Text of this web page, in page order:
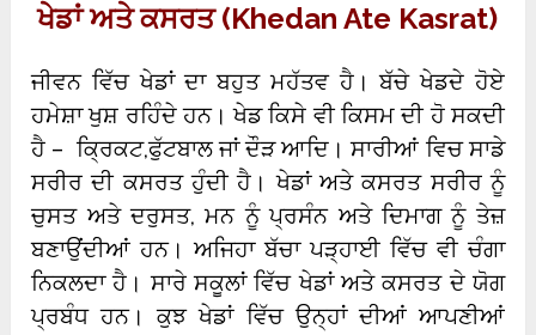
ਖੇਡਾਂ ਅਤੇ ਕਸਰਤ (Khedan Ate Kasrat)
ਜੀਵਨ ਵਿੱਚ ਖੇਡਾਂ ਦਾ ਬਹੁਤ ਮਹੱਤਵ ਹੈ। ਬੱਚੇ ਖੇਡਦੇ ਹੋਏ
ਹਮੇਸ਼ਾ ਖੁਸ਼ ਰਹਿੰਦੇ ਹਨ। ਖੇਡ ਕਿਸੇ ਵੀ ਕਿਸਮ ਦੀ ਹੋ ਸਕਦੀ
ਹੈ – ਕ੍ਰਿਕਟ,ਫੁੱਟਬਾਲ ਜਾਂ ਦੌੜ ਆਦਿ। ਸਾਰੀਆਂ ਵਿਚ ਸਾਡੇ
ਸਰੀਰ ਦੀ ਕਸਰਤ ਹੁੰਦੀ ਹੈ। ਖੇਡਾਂ ਅਤੇ ਕਸਰਤ ਸਰੀਰ ਨੂੰ
ਚੁਸਤ ਅਤੇ ਦਰੁਸਤ, ਮਨ ਨੂੰ ਪ੍ਰਸੰਨ ਅਤੇ ਦਿਮਾਗ ਨੂੰ ਤੇਜ਼
ਬਣਾਉਂਦੀਆਂ ਹਨ। ਅਜਿਹਾ ਬੱਚਾ ਪੜ੍ਹਾਈ ਵਿੱਚ ਵੀ ਚੰਗਾ
ਨਿਕਲਦਾ ਹੈ। ਸਾਰੇ ਸਕੂਲਾਂ ਵਿੱਚ ਖੇਡਾਂ ਅਤੇ ਕਸਰਤ ਦੇ ਯੋਗ
ਪ੍ਰਬੰਧ ਹਨ। ਕੁਝ ਖੇਡਾਂ ਵਿੱਚ ਉਨ੍ਹਾਂ ਦੀਆਂ ਆਪਣੀਆਂ